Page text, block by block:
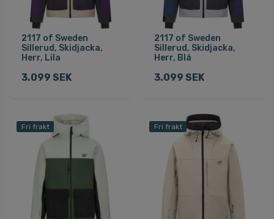
2117 of Sweden
Sillerud, Skidjacka,
Herr, Lila
3.099 SEK
2117 of Sweden
Sillerud, Skidjacka,
Herr, Blå
3.099 SEK
Fri frakt Fri frakt